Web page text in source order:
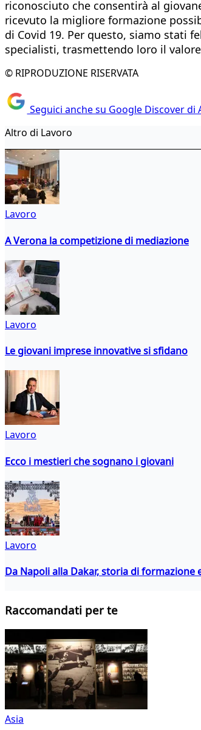
riconosciuto che consentirà al
ricevuto la migliore formazione
di Covid 19. Per questo, siamo stati
specialisti, trasmettendo loro il
© RIPRODUZIONE RISERVATA
Seguici anche su Google Discover di
Altro di Lavoro
Lavoro
A Verona la competizione di mediazione
Lavoro
Le giovani imprese innovative si sfidano
Lavoro
Ecco i mestieri che sognano i giovani
Lavoro
Da Napoli alla Dakar, storia di formazione
Raccomandati per te
Asia